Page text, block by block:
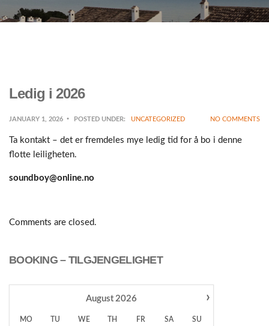
Ledig i 2026
JANUARY 1, 2026 POSTED UNDER: UNCATEGORIZED NO COMMENTS
Ta kontakt – det er fremdeles mye ledig tid for å bo i denne
flotte leiligheten.
soundboy@online.no
Comments are closed.
BOOKING – TILGJENGELIGHET
›
August 2026
MO TU WE TH FR SA
SU